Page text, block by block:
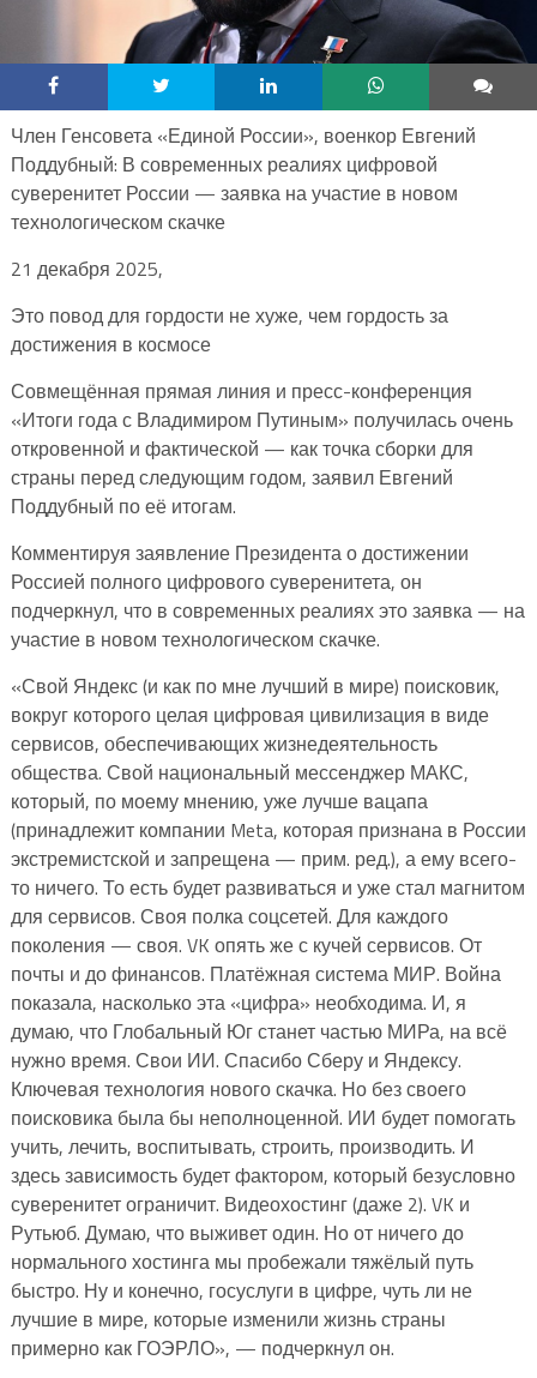
Член Генсовета «Единой России», военкор Евгений
Поддубный: В современных реалиях цифровой
суверенитет России — заявка на участие в новом
технологическом скачке
21 декабря 2025,
Это повод для гордости не хуже, чем гордость за
достижения в космосе
Совмещённая прямая линия и пресс-конференция
«Итоги года с Владимиром Путиным» получилась очень
откровенной и фактической — как точка сборки для
страны перед следующим годом, заявил Евгений
Поддубный по её итогам.
Комментируя заявление Президента о достижении
Россией полного цифрового суверенитета, он
подчеркнул, что в современных реалиях это заявка — на
участие в новом технологическом скачке.
«Свой Яндекс (и как по мне лучший в мире) поисковик,
вокруг которого целая цифровая цивилизация в виде
сервисов, обеспечивающих жизнедеятельность
общества. Свой национальный мессенджер МАКС,
который, по моему мнению, уже лучше вацапа
(принадлежит компании Meta, которая признана в России
экстремистской и запрещена — прим. ред.), а ему всего-
то ничего. То есть будет развиваться и уже стал магнитом
для сервисов. Своя полка соцсетей. Для каждого
поколения — своя. VK опять же с кучей сервисов. От
почты и до финансов. Платёжная система МИР. Война
показала, насколько эта «цифра» необходима. И, я
думаю, что Глобальный Юг станет частью МИРа, на всё
нужно время. Свои ИИ. Спасибо Сберу и Яндексу.
Ключевая технология нового скачка. Но без своего
поисковика была бы неполноценной. ИИ будет помогать
учить, лечить, воспитывать, строить, производить. И
здесь зависимость будет фактором, который безусловно
суверенитет ограничит. Видеохостинг (даже 2). VK и
Рутьюб. Думаю, что выживет один. Но от ничего до
нормального хостинга мы пробежали тяжёлый путь
быстро. Ну и конечно, госуслуги в цифре, чуть ли не
лучшие в мире, которые изменили жизнь страны
примерно как ГОЭРЛО», — подчеркнул он.